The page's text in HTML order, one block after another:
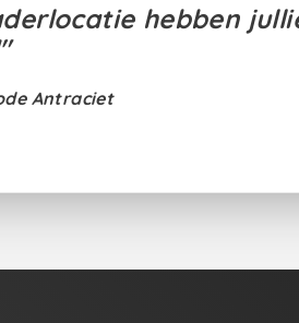
hebben
Antraciet